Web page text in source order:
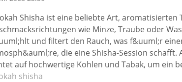
Shisha ist eine beliebte Art, aromatisierten
wie Minze, Traube oder
und filtert den Rauch, was f&uuml;r
die eine Shisha-Session
auf hochwertige Kohlen und Tabak, um ein
shisha